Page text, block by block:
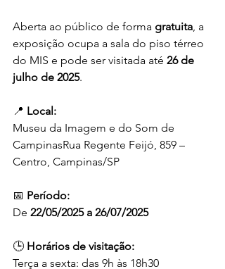
Aberta ao público de forma gratuita, a
exposição ocupa a sala do piso térreo
do MIS e pode ser visitada até 26 de
julho de 2025.
📍 Local:
Museu da Imagem e do Som de
CampinasRua Regente Feijó, 859 –
Centro, Campinas/SP
📅 Período:
De 22/05/2025 a 26/07/2025
🕒 Horários de visitação:
Terça a sexta: das 9h às 18h30